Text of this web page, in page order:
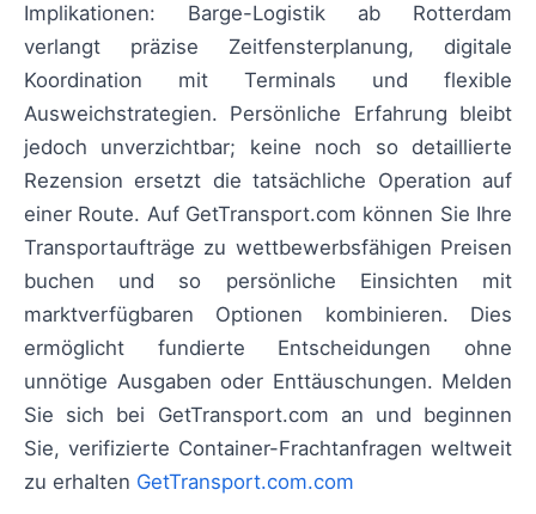
Implikationen: Barge-Logistik ab Rotterdam
verlangt präzise Zeitfensterplanung, digitale
Koordination mit Terminals und flexible
Ausweichstrategien. Persönliche Erfahrung bleibt
jedoch unverzichtbar; keine noch so detaillierte
Rezension ersetzt die tatsächliche Operation auf
einer Route. Auf GetTransport.com können Sie Ihre
Transportaufträge zu wettbewerbsfähigen Preisen
buchen und so persönliche Einsichten mit
marktverfügbaren Optionen kombinieren. Dies
ermöglicht fundierte Entscheidungen ohne
unnötige Ausgaben oder Enttäuschungen. Melden
Sie sich bei GetTransport.com an und beginnen
Sie, verifizierte Container-Frachtanfragen weltweit
zu erhalten GetTransport.com.com